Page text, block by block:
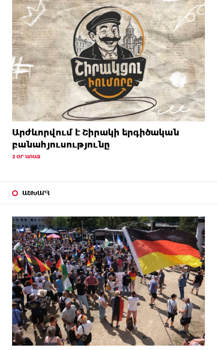
Արժևորվում է Շիրակի երգիծական
բանահյուսությունը
2 ՕՐ ԱՌԱՋ
ԱՇԽԱՐՀ